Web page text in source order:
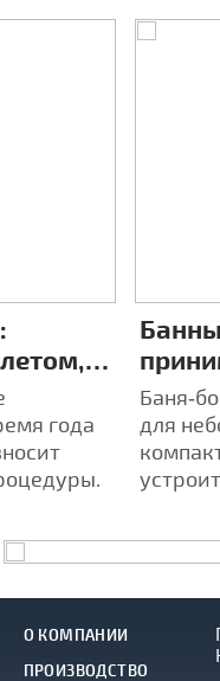
года
для
О КОМПАНИИ
ПРОИЗВОДСТВО